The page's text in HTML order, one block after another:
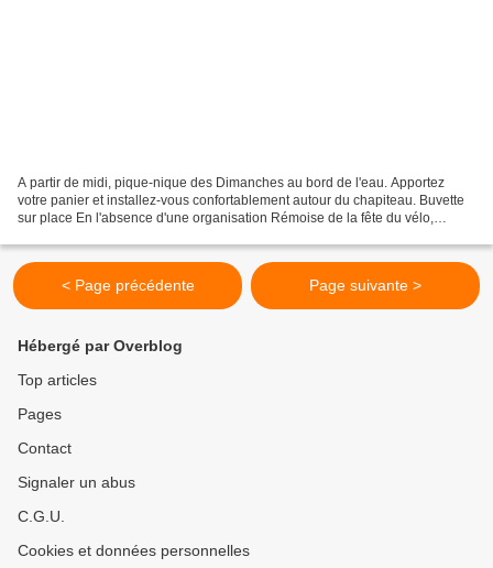
A partir de midi, pique-nique des Dimanches au bord de l'eau. Apportez
votre panier et installez-vous confortablement autour du chapiteau. Buvette
sur place En l'absence d'une organisation Rémoise de la fête du vélo,
< Page précédente Page suivante >
Hébergé par Overblog
Top articles
Pages
Contact
Signaler un abus
C.G.U.
Cookies et données personnelles